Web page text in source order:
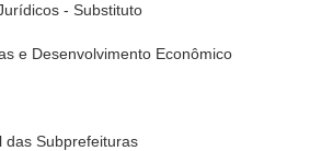
- Substituto
e Desenvolvimento Econômico
das Subprefeituras